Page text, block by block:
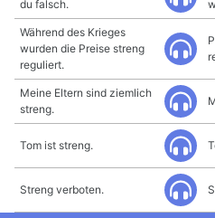
du falsch.
Während des Krieges
wurden die Preise streng
reguliert.
Meine Eltern sind ziemlich
streng.
Tom ist streng.
Streng verboten.